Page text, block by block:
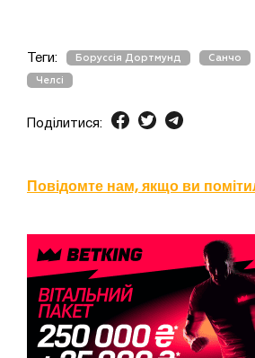
Теги: Боруссія Дортмунд Санчо
Челсі
Поділитися:
Повідомте нам, якщо ви